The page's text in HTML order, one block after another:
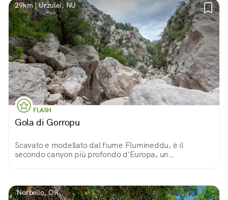
29km | Urzulei, NU
FLASH
Gola di Gorropu
Scavato e modellato dal fiume Flumineddu, è il
secondo canyon più profondo d'Europa, un
Norbello, OR